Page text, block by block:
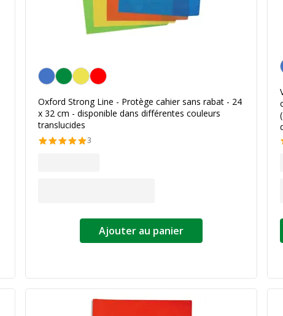
Personnalisation de la couleur
Oxford Strong Line - Protège cahier sans rabat - 24
x 32 cm - disponible dans différentes couleurs
translucides
3
Ajouter au panier